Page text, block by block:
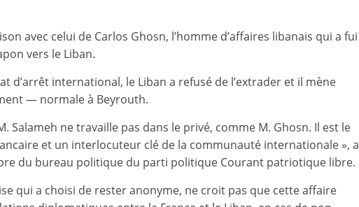
avec celui de Carlos Ghosn, l’homme d’affaires libanais qui a fui
vers le Liban.
d’arrêt international, le Liban a refusé de l’extrader et il mène
— normale à Beyrouth.
Salameh ne travaille pas dans le privé, comme M. Ghosn. Il est le
et un interlocuteur clé de la communauté internationale », a
du bureau politique du parti politique Courant patriotique libre.
qui a choisi de rester anonyme, ne croit pas que cette affaire